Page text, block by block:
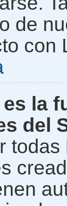
de
con
es la
del